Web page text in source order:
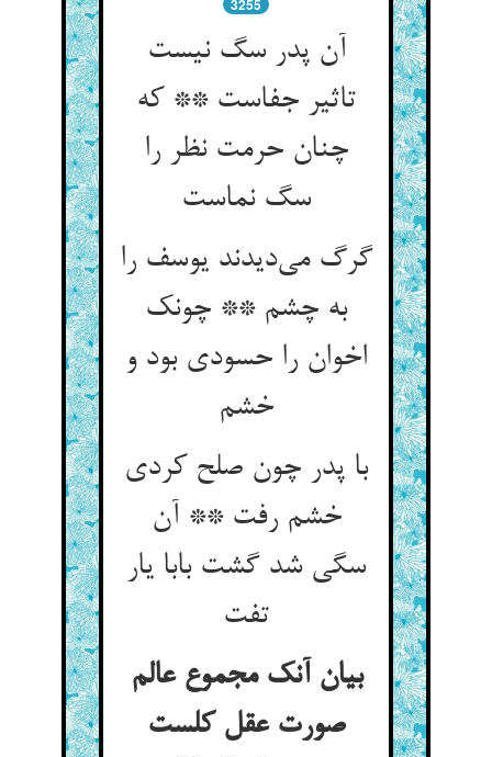
3255
آن پدر سگ نیست
تاثیر جفاست ** که
چنان حرمت نظر را
سگ نماست
گرگ می‌دیدند یوسف را
به چشم ** چونک
اخوان را حسودی بود و
خشم
با پدر چون صلح کردی
خشم رفت ** آن
سگی شد گشت بابا یار
تفت
بیان آنک مجموع عالم
صورت عقل کلست